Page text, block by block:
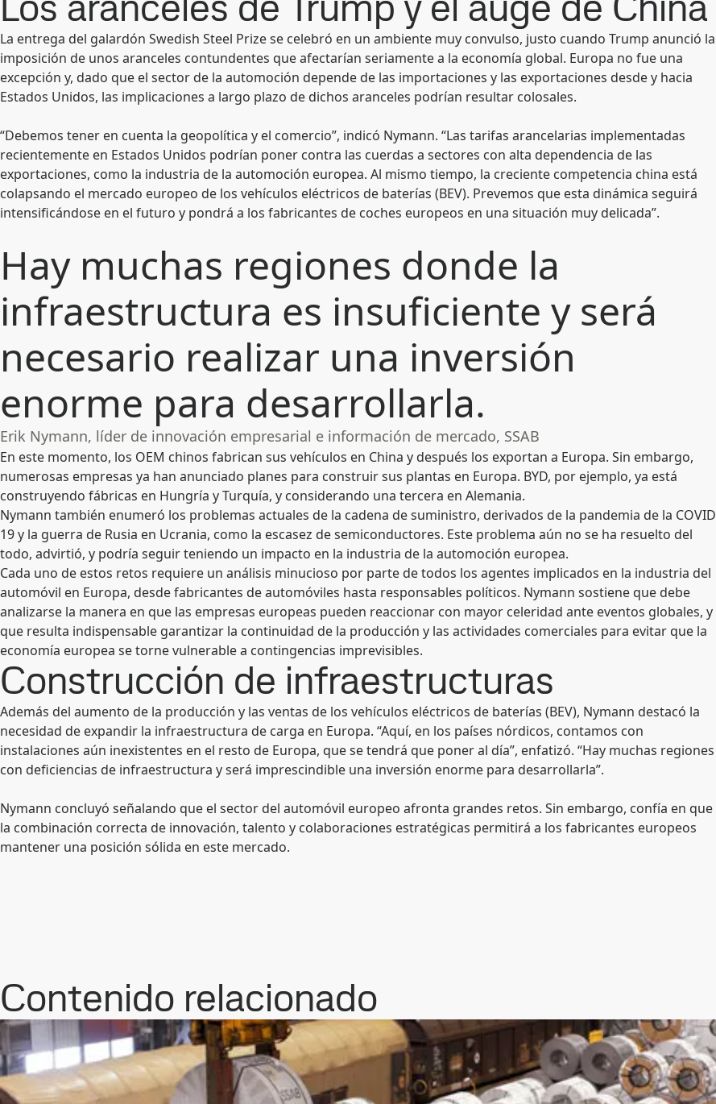
La entrega del galardón Swedish Steel Prize se celebró en un ambiente muy convulso, justo cuando Trump anunció la
imposición de unos aranceles contundentes que afectarían seriamente a la economía global. Europa no fue una
excepción y, dado que el sector de la automoción depende de las importaciones y las exportaciones desde y hacia
Estados Unidos, las implicaciones a largo plazo de dichos aranceles podrían resultar colosales.
“Debemos tener en cuenta la geopolítica y el comercio”, indicó Nymann. “Las tarifas arancelarias implementadas
recientemente en Estados Unidos podrían poner contra las cuerdas a sectores con alta dependencia de las
exportaciones, como la industria de la automoción europea. Al mismo tiempo, la creciente competencia china está
colapsando el mercado europeo de los vehículos eléctricos de baterías (BEV). Prevemos que esta dinámica seguirá
intensificándose en el futuro y pondrá a los fabricantes de coches europeos en una situación muy delicada”.
Hay muchas regiones donde la
infraestructura es insuficiente y será
necesario realizar una inversión
enorme para desarrollarla.
Erik Nymann, líder de innovación empresarial e información de mercado, SSAB
En este momento, los OEM chinos fabrican sus vehículos en China y después los exportan a Europa. Sin embargo,
numerosas empresas ya han anunciado planes para construir sus plantas en Europa. BYD, por ejemplo, ya está
construyendo fábricas en Hungría y Turquía, y considerando una tercera en Alemania.
Nymann también enumeró los problemas actuales de la cadena de suministro, derivados de la pandemia de la COVID
19 y la guerra de Rusia en Ucrania, como la escasez de semiconductores. Este problema aún no se ha resuelto del
todo, advirtió, y podría seguir teniendo un impacto en la industria de la automoción europea.
Cada uno de estos retos requiere un análisis minucioso por parte de todos los agentes implicados en la industria del
automóvil en Europa, desde fabricantes de automóviles hasta responsables políticos. Nymann sostiene que debe
analizarse la manera en que las empresas europeas pueden reaccionar con mayor celeridad ante eventos globales, y
que resulta indispensable garantizar la continuidad de la producción y las actividades comerciales para evitar que la
economía europea se torne vulnerable a contingencias imprevisibles.
Construcción de infraestructuras
Además del aumento de la producción y las ventas de los vehículos eléctricos de baterías (BEV), Nymann destacó la
necesidad de expandir la infraestructura de carga en Europa. “Aquí, en los países nórdicos, contamos con
instalaciones aún inexistentes en el resto de Europa, que se tendrá que poner al día”, enfatizó. “Hay muchas regiones
con deficiencias de infraestructura y será imprescindible una inversión enorme para desarrollarla”.
Nymann concluyó señalando que el sector del automóvil europeo afronta grandes retos. Sin embargo, confía en que
la combinación correcta de innovación, talento y colaboraciones estratégicas permitirá a los fabricantes europeos
mantener una posición sólida en este mercado.
Contenido relacionado